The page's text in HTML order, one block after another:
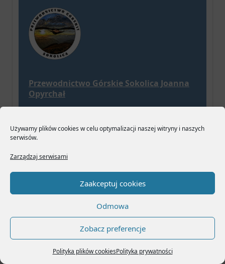
Używamy plików cookies w celu optymalizacji naszej witryny i naszych
serwisów.
Zarządzaj serwisami
Zaakceptuj cookies
Odmowa
Zobacz preferencje
Polityka plików cookiesPolityka prywatności
Przewodnictwo Górskie Sokolica Joanna
Opyrchał
Zobacz również
www.przewodnikpieninski.pl